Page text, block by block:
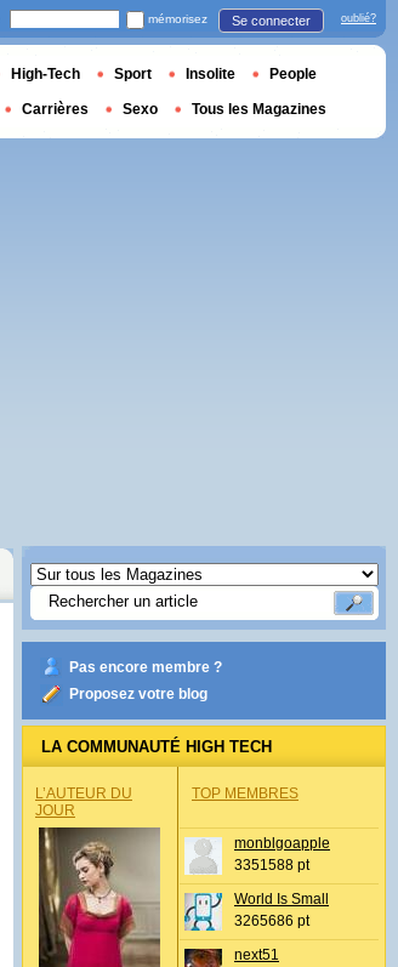
Pas encore membre ?
Proposez votre blog
LA COMMUNAUTÉ HIGH TECH
L’AUTEUR DU
JOUR
TOP MEMBRES
monblgoapple
3351588 pt
World Is Small
3265686 pt
next51
mémorisez Se connecter oublié?
High-Tech Sport Insolite People
Carrières Sexo Tous les Magazines